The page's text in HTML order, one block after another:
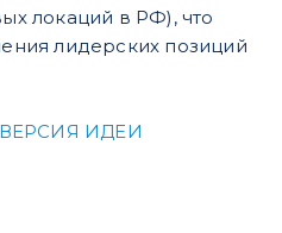
локаций в РФ), что
лидерских позиций
ИДЕИ